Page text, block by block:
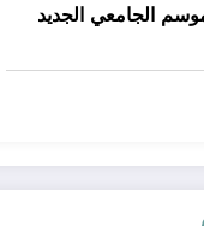
الجامعي الجديد